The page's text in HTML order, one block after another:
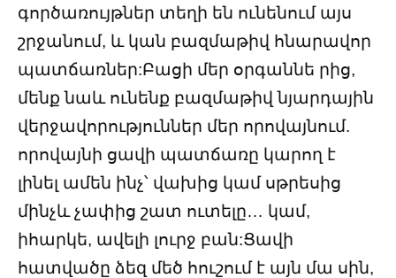
գործառույթներ տեղի են ունենում այս
շրջանում, և կան բազմաթիվ հնարավոր
պատճառներ:Բացի մեր օրգաննե րից,
մենք նաև ունենք բազմաթիվ նյարդային
վերջավորություններ մեր որովայնում.
որովայնի ցավի պատճառը կարող է
լինել ամեն ինչ՝ վախից կամ սթրեսից
մինչև չափից շատ ուտելը… կամ,
իհարկե, ավելի լուրջ բան:Ցավի
հատվածը ձեզ մեծ հուշում է այն մա սին,